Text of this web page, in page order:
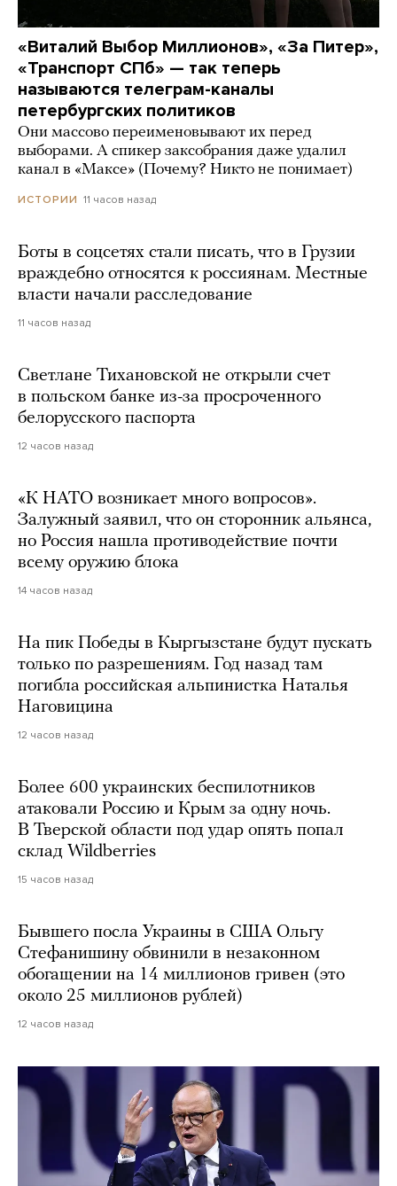
«Виталий Выбор Миллионов», «За Питер»,
«Транспорт СПб» — так теперь
называются телеграм-каналы
петербургских политиков
Они массово переименовывают их перед
выборами. А спикер заксобрания даже удалил
канал в «Максе» (Почему? Никто не понимает)
ИСТОРИИ 11 часов назад
Боты в соцсетях стали писать, что в Грузии
враждебно относятся к россиянам. Местные
власти начали расследование
11 часов назад
Светлане Тихановской не открыли счет
в польском банке из-за просроченного
белорусского паспорта
12 часов назад
«К НАТО возникает много вопросов».
Залужный заявил, что он сторонник альянса,
но Россия нашла противодействие почти
всему оружию блока
14 часов назад
На пик Победы в Кыргызстане будут пускать
только по разрешениям. Год назад там
погибла российская альпинистка Наталья
Наговицина
12 часов назад
Более 600 украинских беспилотников
атаковали Россию и Крым за одну ночь.
В Тверской области под удар опять попал
склад Wildberries
15 часов назад
Бывшего посла Украины в США Ольгу
Стефанишину обвинили в незаконном
обогащении на 14 миллионов гривен (это
около 25 миллионов рублей)
12 часов назад